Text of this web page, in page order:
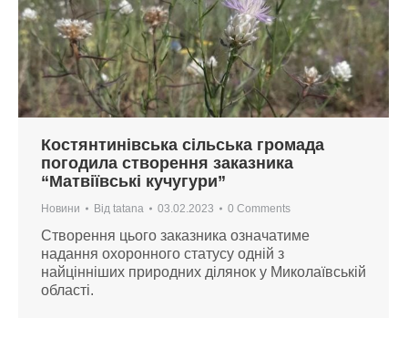
Костянтинівська сільська громада
погодила створення заказника
“Матвіївські кучугури”
Новини Від tatana 03.02.2023 0 Comments
Створення цього заказника означатиме
надання охоронного статусу одній з
найцінніших природних ділянок у Миколаївській
області.